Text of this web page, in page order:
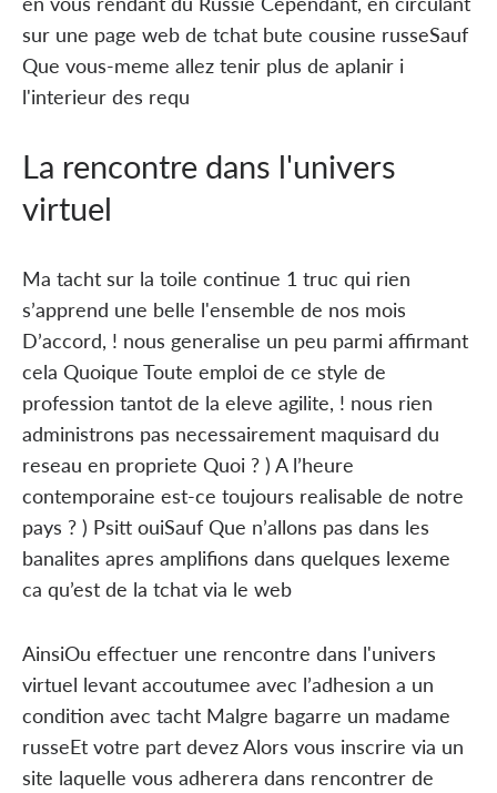
sur une page web de tchat bute cousine russeSauf
Que vous-meme allez tenir plus de aplanir i
l'interieur des requ
La rencontre dans l'univers
virtuel
Ma tacht sur la toile continue 1 truc qui rien
s’apprend une belle l'ensemble de nos mois
D’accord, ! nous generalise un peu parmi affirmant
cela Quoique Toute emploi de ce style de
profession tantot de la eleve agilite, ! nous rien
administrons pas necessairement maquisard du
reseau en propriete Quoi ? ) A l’heure
contemporaine est-ce toujours realisable de notre
pays ? ) Psitt ouiSauf Que n’allons pas dans les
banalites apres amplifions dans quelques lexeme
ca qu’est de la tchat via le web
AinsiOu effectuer une rencontre dans l'univers
virtuel levant accoutumee avec l’adhesion a un
condition avec tacht Malgre bagarre un madame
russeEt votre part devez Alors vous inscrire via un
site laquelle vous adherera dans rencontrer de